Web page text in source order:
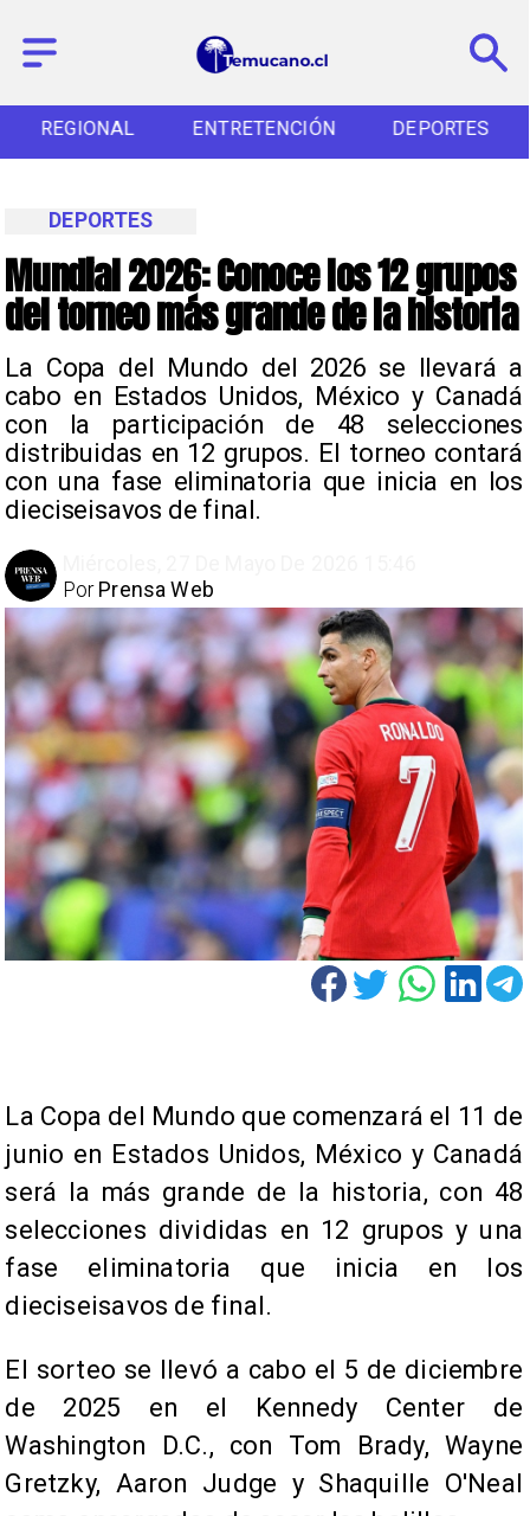
REGIONAL ENTRETENCIÓN DEPORTES
Mundial 2026: Conoce los 12 grupos
del torneo más grande de la historia
La Copa del Mundo del 2026 se llevará a
cabo en Estados Unidos, México y Canadá
con la participación de 48 selecciones
distribuidas en 12 grupos. El torneo contará
con una fase eliminatoria que inicia en los
dieciseisavos de final.
DEPORTES
Prensa Web
Por
La Copa del Mundo que comenzará el 11 de
junio en Estados Unidos, México y Canadá
será la más grande de la historia, con 48
selecciones divididas en 12 grupos y una
fase eliminatoria que inicia en los
dieciseisavos de final.
El sorteo se llevó a cabo el 5 de diciembre
de 2025 en el Kennedy Center de
Washington D.C., con Tom Brady, Wayne
Gretzky, Aaron Judge y Shaquille O'Neal